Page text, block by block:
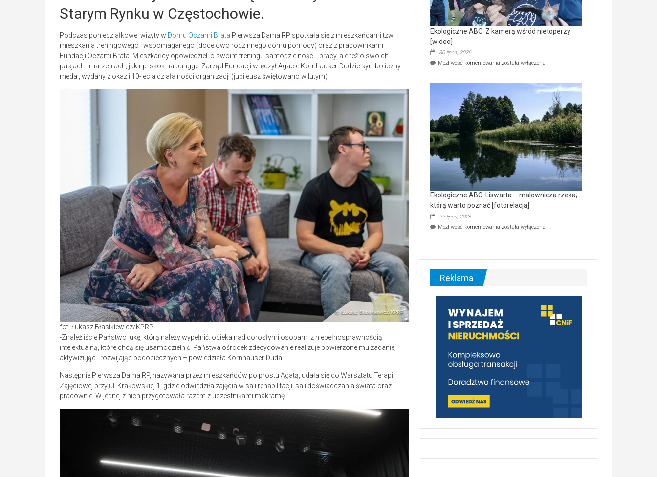
Starym Rynku w Częstochowie.
Podczas poniedziałkowej wizyty w Domu Oczami Brata Pierwsza Dama RP spotkała się z mieszkańcami tzw.
mieszkania treningowego i wspomaganego (docelowo rodzinnego domu pomocy) oraz z pracownikami
Fundacji Oczami Brata. Mieszkańcy opowiedzieli o swoim treningu samodzielności i pracy, ale też o swoich
pasjach i marzeniach, jak np. skok na bungge! Zarząd Fundacji wręczył Agacie Kornhauser-Dudzie symboliczny
medal, wydany z okazji 10-lecia działalności organizacji (jubileusz świętowano w lutym).
fot. Łukasz Błasikiewicz/KPRP
-Znaleźliście Państwo lukę, którą należy wypełnić: opieka nad dorosłymi osobami z niepełnosprawnością
intelektualną, które chcą się usamodzielnić. Państwa ośrodek zdecydowanie realizuje powierzone mu zadanie,
aktywizując i rozwijając podopiecznych – powiedziała Kornhauser-Duda.
Następnie Pierwsza Dama RP, nazywana przez mieszkańców po prostu Agatą, udała się do Warsztatu Terapii
Zajęciowej przy ul. Krakowskiej 1, gdzie odwiedziła zajęcia w sali rehabilitacji, sali doświadczania świata oraz
pracownie. W jednej z nich przygotowała razem z uczestnikami makramę.
Ekologiczne ABC. Z kamerą wśród nietoperzy
[wideo]
30 lipca, 2026
Możliwość komentowania Ekologiczne
wśród
nietoperzy
[wideo]
została wyłączona
Ekologiczne ABC. Liswarta – malownicza rzeka,
którą warto poznać [fotorelacja]
22 lipca, 2026
Możliwość komentowania Ekologiczne
–
malownicza
[fotorelacja]
została wyłączona
Reklama